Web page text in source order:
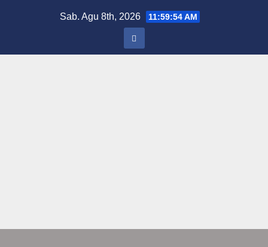
Sab. Agu 8th, 2026 11:59:54 AM